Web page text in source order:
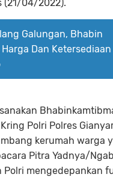
(21/04/2022).
Galungan, Bhabin
Dan Ketersediaan
Polri Polres
kerumah warga
Pitra Yadnya/
Polri mengedepankan